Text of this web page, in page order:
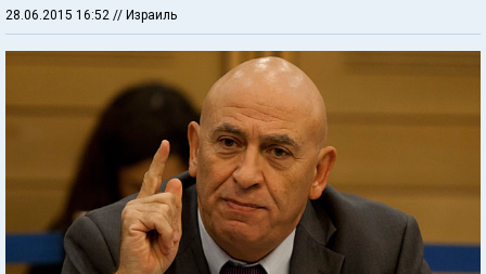
28.06.2015 16:52 // Израиль